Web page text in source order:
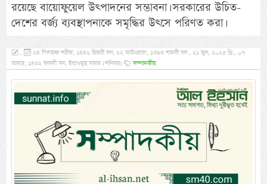
রয়েছে বায়োফুয়েল উৎপাদনের সম্ভাবনা। সরকারের উচিত-
দেশের বর্জ্য ব্যবস্থাপনাকে সমৃদ্ধির উৎসে পরিণত করা।
,
২৪ যিলহজ্জ শরীফ, ১৪৪৬ হিজরী সন, ২২ আউওয়াল, ১৩৯৩ শামসী সন , ২১ জুন, ২০২৫ খ্রি:, ০৭
আষাঢ়, ১৪৩২ ফসলী সন, ইয়াওমুছ সাবত (শনিবার)
সম্পাদকীয়